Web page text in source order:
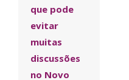
que pode
evitar
muitas
discussões
no Novo